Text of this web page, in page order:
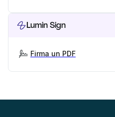
Lumin Sign
Firma un PDF